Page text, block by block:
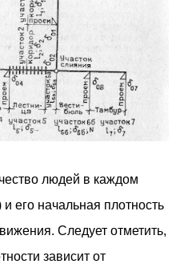
людей в каждом
его начальная плотность
Следует отметить,
зависит от